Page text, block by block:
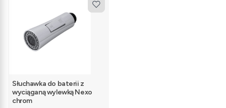
Słuchawka do baterii z
wyciąganą wylewką Nexo
chrom